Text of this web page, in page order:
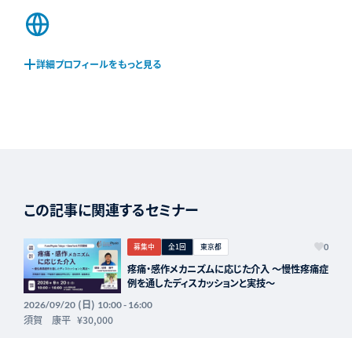
Web
イ
詳細プロフィールをもっと見る
この記事に関連するセミナー
募集中 全1回 東京都 0
疼痛・感作メカニズムに応じた介入 〜慢性疼痛症
例を通したディスカッションと実技〜
2026/09/20(日) 10:00 - 16:00
須賀 康平 ¥30,000